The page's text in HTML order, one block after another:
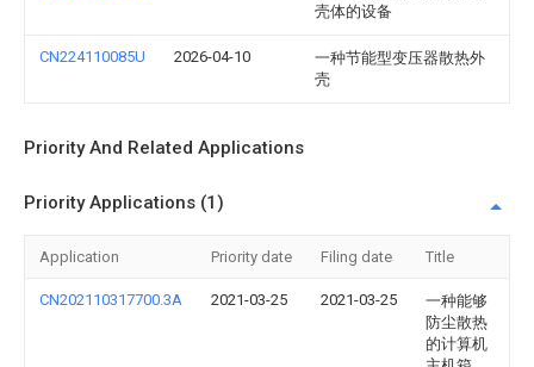
壳体的设备
CN224110085U 2026-04-10
一种节能型变压器散热外
壳
Priority And Related Applications
Priority Applications (1)
Application Priority date Filing date Title
CN202110317700.3A 2021-03-25 2021-03-25
一种能够
防尘散热
的计算机